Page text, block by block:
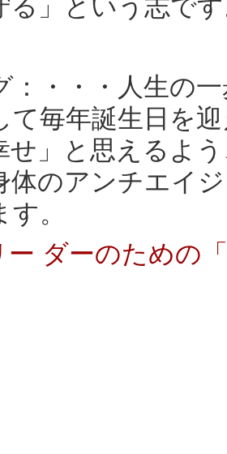
る」という志で
：・・・人生の
て毎年誕生日を
せ」と思えるよ
体のアンチエイ
。
ー ダーのための